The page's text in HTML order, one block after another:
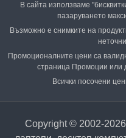
В сайта използваме
пазаруването
Възможно е снимките на
Промоционалните цени са
страница Промоции или
Всички посочени
Copyright © 2002-